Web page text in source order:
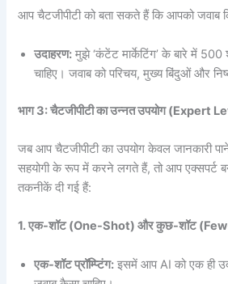
आप चैटजीपीटी को बता सकते हैं कि आपको जवाब
उदाहरण: मुझे ‘कंटेंट मार्केटिंग’ के बारे में 500
चाहिए। जवाब को परिचय, मुख्य बिंदुओं और
भाग 3:चैटजीपीटीकाउन्नतउपयोग (Expert
जब आप चैटजीपीटी का उपयोग केवल जानकारी
सहयोगी के रूप में करने लगते हैं, तो आप एक्सपर्ट
तकनीकें दी गई हैं:
1.एक-शॉट (One-Shot)औरकुछ-शॉट
एक-शॉटप्रॉम्प्टिंग: इसमें आप AI को एक ही